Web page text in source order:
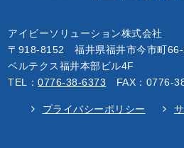
アイビーソリューション株式会社
〒918-8152 福井県福井市今市町
ベルテクス福井本部ビル4F
TEL：0776-38-6373 FAX：0776-
プライバシーポリシー